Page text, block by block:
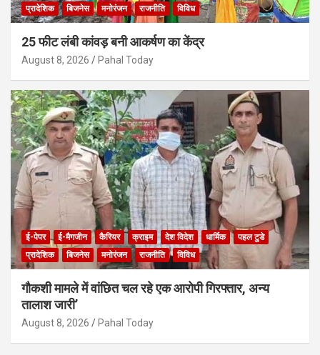
प्रादेशिक
बिजनेस मनोरंजन राजनीति विविध
25 फीट लंबी कांवड़ बनी आकर्षण का केंद्र
August 8, 2026 Pahal Today
ई-पेपर ई-मैगजीन कैरियर क्राइम देश विदेश धार्मिक
पहल टुडे
प्रादेशिक
बिजनेस मनोरंजन राजनीति विविध
गौकशी मामले में वांछित चल रहे एक आरोपी गिरफ्तार, अन्य
तालाश जारी’
August 8, 2026 Pahal Today